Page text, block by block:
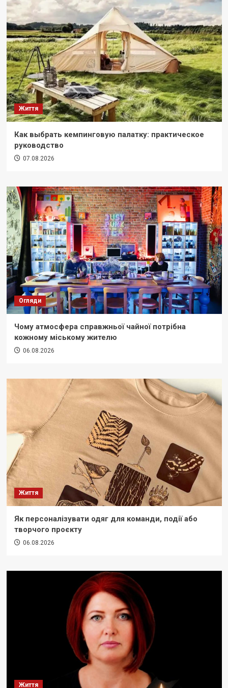
Життя
Как выбрать кемпинговую палатку: практическое
руководство
07.08.2026
Огляди
Чому атмосфера справжньої чайної потрібна
кожному міському жителю
06.08.2026
Життя
Як персоналізувати одяг для команди, події або
творчого проєкту
06.08.2026
Життя